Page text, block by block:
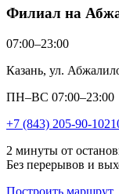
Филиал на
07:00–23:00
Казань, ул.
ПН–ВС 07:00–23:00
+7 (843) 205-90-10
2 минуты от
Без перерывов и
Построить маршрут